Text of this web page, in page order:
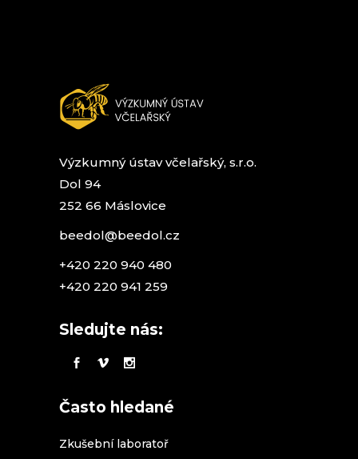
Výzkumný ústav včelařský, s.r.o.
Dol 94
252 66 Máslovice
beedol@beedol.cz
+420 220 940 480
+420 220 941 259
Sledujte nás:
Často hledané
Zkušební laboratoř